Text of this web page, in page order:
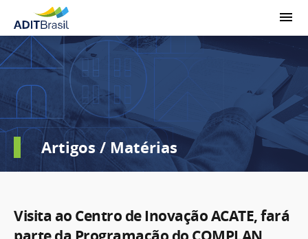
Artigos / Matérias
Visita ao Centro de Inovação ACATE, fará